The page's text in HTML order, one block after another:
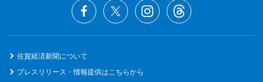
佐賀経済新聞について
プレスリリース・情報提供はこちらから